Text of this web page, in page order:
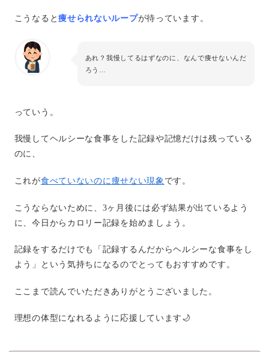
こうなると痩せられないループが待っています。
あれ？我慢してるはずなのに、なんで痩せないんだ
ろう…
っていう。
我慢してヘルシーな食事をした記録や記憶だけは残っている
のに、
これが食べていないのに痩せない現象 です。
こうならないために、3ヶ月後には必ず結果が出ているよう
に、今日からカロリー記録を始めましょう。
記録をするだけでも「記録するんだからヘルシーな食事をし
よう」という気持ちになるのでとってもおすすめです。
ここまで読んでいただきありがとうございました。
理想の体型になれるように応援しています🌙